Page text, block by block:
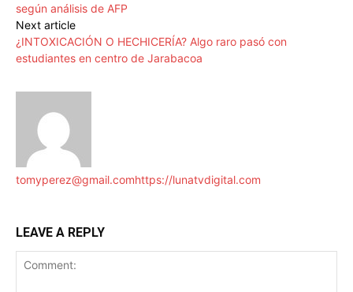
según análisis de AFP
Next article
¿INTOXICACIÓN O HECHICERÍA? Algo raro pasó con
estudiantes en centro de Jarabacoa
tomyperez@gmail.comhttps://lunatvdigital.com
LEAVE A REPLY